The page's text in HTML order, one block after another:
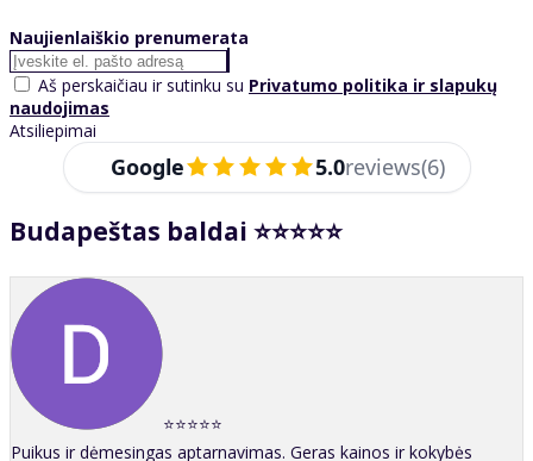
Naujienlaiškio prenumerata
Aš perskaičiau ir sutinku su Privatumo politika ir slapukų
naudojimas
Atsiliepimai
Google 5.0reviews(6)
Budapeštas baldai ⭐⭐⭐⭐⭐
⭐⭐⭐⭐⭐
Puikus ir dėmesingas aptarnavimas. Geras kainos ir kokybės